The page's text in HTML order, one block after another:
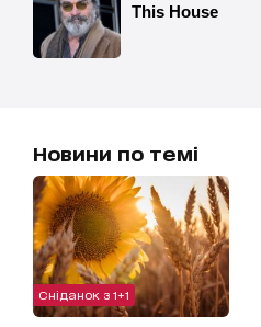
Новини по темі
Сніданок з 1+1